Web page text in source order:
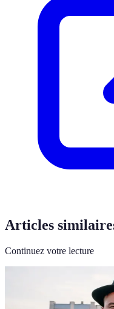
Articles
Continuez votre lecture